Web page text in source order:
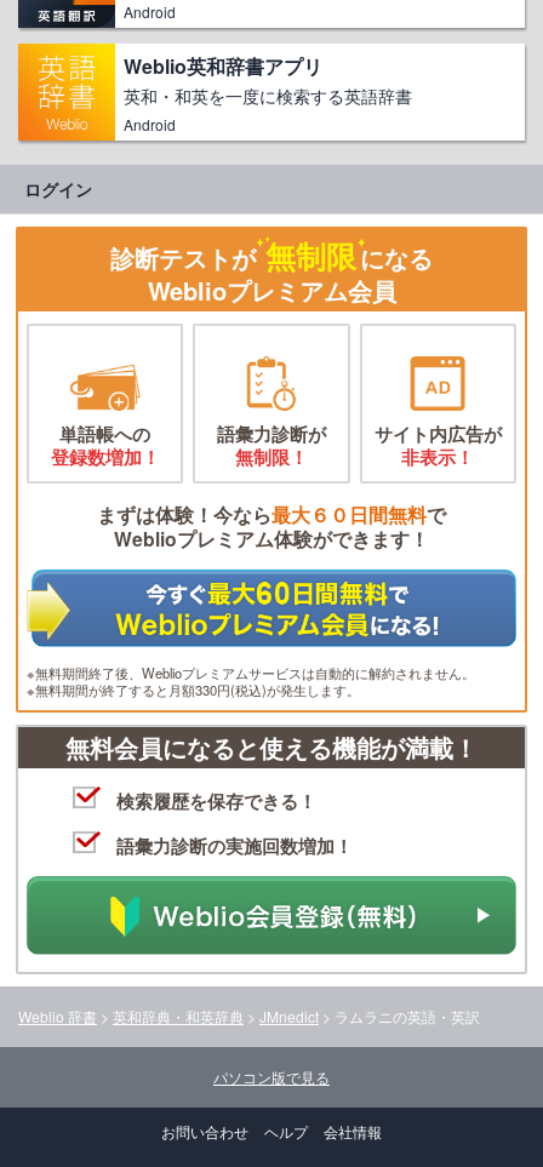
Android
Weblio英和辞書アプリ
英和・和英を一度に検索する英語辞書
Android
ログイン
診断テストが 無制限になる
Weblioプレミアム会員
単語帳への
登録数増加！
語彙力診断が
無制限！
サイト内広告が
非表示！
まずは体験！今なら最大６０日間無料で
Weblioプレミアム体験ができます！
※無料期間終了後、Weblioプレミアムサービスは自動的に解約されません。
※無料期間が終了すると月額330円(税込)が発生します。
無料会員になると使える機能が満載！
検索履歴を保存できる！
語彙力診断の実施回数増加！
Weblio 辞書 > 英和辞典・和英辞典 > JMnedict > ラムラニの英語・英訳
パソコン版で見る
お問い合わせ ヘルプ 会社情報